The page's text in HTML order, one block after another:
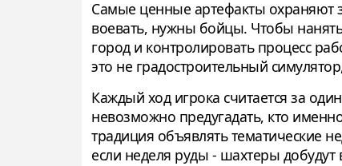
Самые ценные артефакты охраняют
воевать, нужны бойцы. Чтобы
город и контролировать процесс
это не градостроительный
Каждый ход игрока считается за
невозможно предугадать, кто
традиция объявлять тематические
если неделя руды - шахтеры